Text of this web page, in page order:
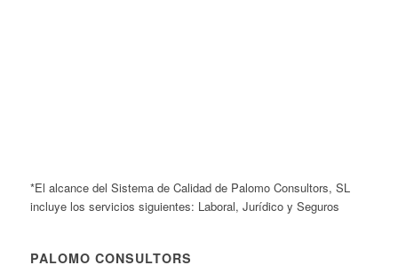
*El alcance del Sistema de Calidad de Palomo Consultors, SL
incluye los servicios siguientes: Laboral, Jurídico y Seguros
PALOMO CONSULTORS